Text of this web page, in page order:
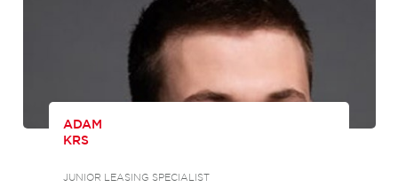
ADAM
KRS
JUNIOR LEASING SPECIALIST